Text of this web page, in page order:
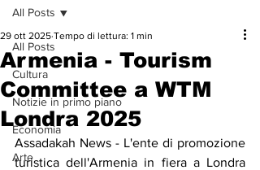
All Posts
Cultura
Notizie in primo piano
Economia
Arte
All Posts
Armenia - Tourism
Committee a WTM
Londra 2025
29 ott 2025 Tempo di lettura: 1 min
Assadakah News - L'ente di promozione
turistica dell'Armenia in fiera a Londra